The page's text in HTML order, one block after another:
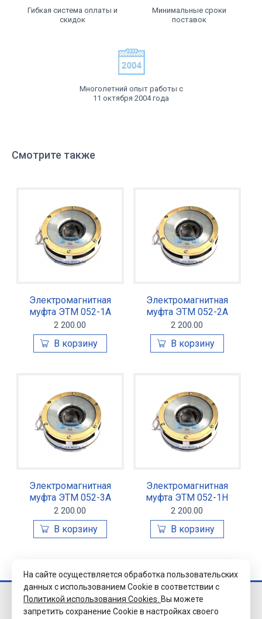
Гибкая система оплаты и
скидок
Минимальные сроки
поставок
Многолетний опыт работы с
11 октября 2004 года
Смотрите также
Электромагнитная
муфта ЭТМ 052-1А
2 200.00
Электромагнитная
муфта ЭТМ 052-2А
2 200.00
Электромагнитная
муфта ЭТМ 052-3А
2 200.00
Электромагнитная
муфта ЭТМ 052-1Н
2 200.00
© 2026 Завод
«Уралэлектромуфта»
На сайте осуществляется обработка пользовательских
данных с использованием Cookie в соответствии с
Политикой использования Cookies. Вы можете
запретить сохранение Cookie в настройках своего